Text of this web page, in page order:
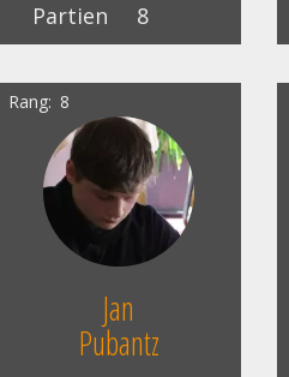
Partien
8
Rang 8
Jan
Pubantz